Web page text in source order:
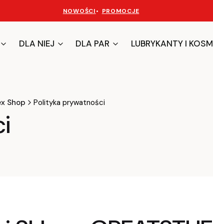
NOWOŚCI• PROMOCJE
DLA NIEJ DLA PAR LUBRYKANTY I
Shop Polityka prywatności